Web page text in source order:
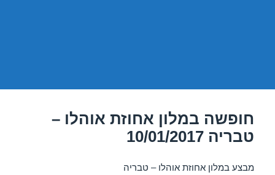
חופשה במלון אחוזת אוהלו –
טבריה 10/01/2017
מבצע במלון אחוזת אוהלו – טבריה